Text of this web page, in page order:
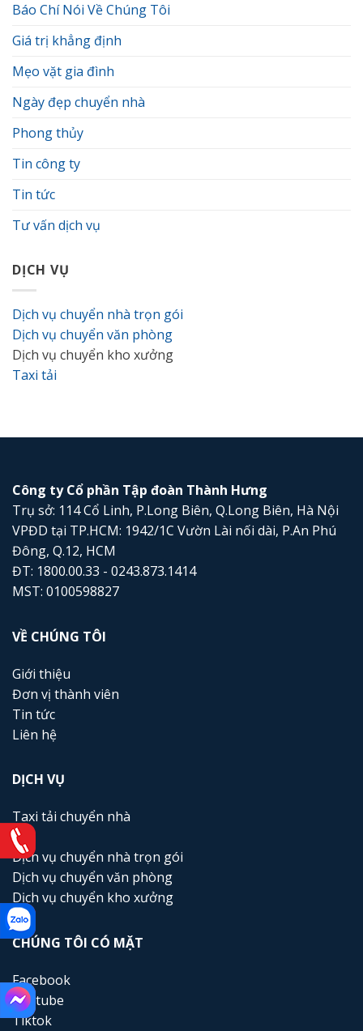
Báo Chí Nói Về Chúng Tôi
Giá trị khẳng định
Mẹo vặt gia đình
Ngày đẹp chuyển nhà
Phong thủy
Tin công ty
Tin tức
Tư vấn dịch vụ
DỊCH VỤ
Dịch vụ chuyển nhà trọn gói
Dịch vụ chuyển văn phòng
Dịch vụ chuyển kho xưởng
Taxi tải
Công ty Cổ phần Tập đoàn Thành Hưng
Trụ sở: 114 Cổ Linh, P.Long Biên, Q.Long Biên, Hà Nội
VPĐD tại TP.HCM: 1942/1C Vườn Lài nối dài, P.An Phú
Đông, Q.12, HCM
ĐT: 1800.00.33 - 0243.873.1414
MST: 0100598827
VỀ CHÚNG TÔI
Giới thiệu
Đơn vị thành viên
Tin tức
Liên hệ
DỊCH VỤ
Taxi tải chuyển nhà
Dịch vụ chuyển nhà trọn gói
Dịch vụ chuyển văn phòng
Dịch vụ chuyển kho xưởng
CHÚNG TÔI CÓ MẶT
Facebook
Youtube
Tiktok